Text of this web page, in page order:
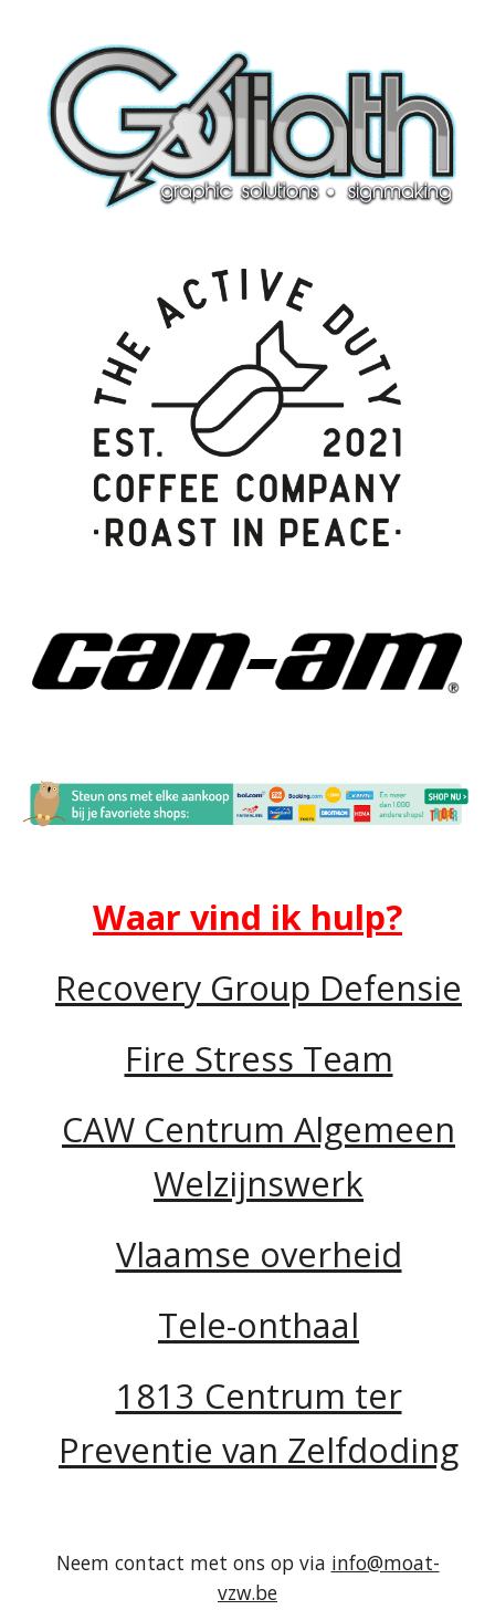
Waar vind ik hulp?
Recovery Group Defensie
Fire Stress Team
CAW Centrum Algemeen
Welzijnswerk
Vlaamse overheid
Tele-onthaal
1813 Centrum ter
Preventie van Zelfdoding
Neem contact met ons op via info@moat-
vzw.be